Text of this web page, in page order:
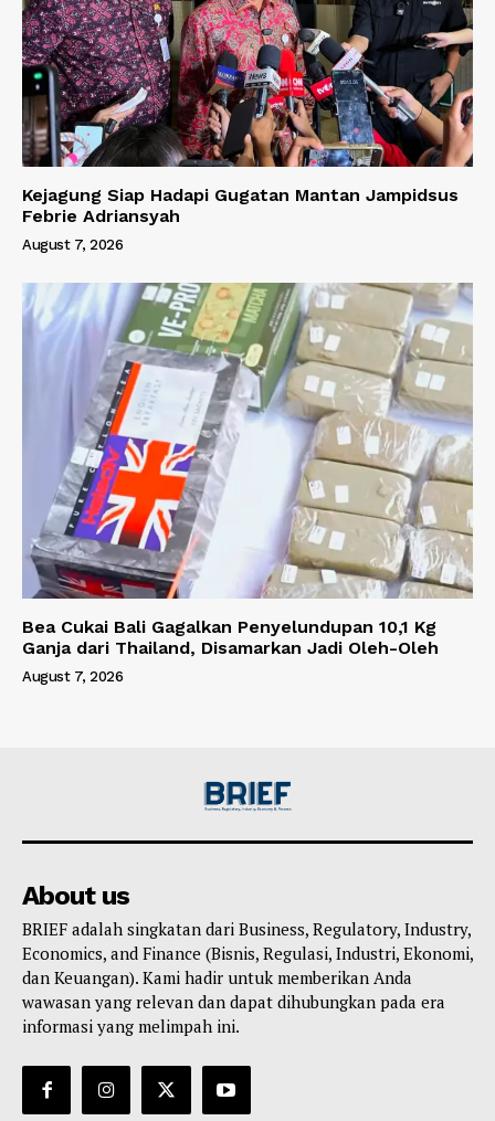
Kejagung Siap Hadapi Gugatan Mantan Jampidsus
Febrie Adriansyah
August 7, 2026
Bea Cukai Bali Gagalkan Penyelundupan 10,1 Kg
Ganja dari Thailand, Disamarkan Jadi Oleh-Oleh
August 7, 2026
About us
BRIEF adalah singkatan dari Business, Regulatory, Industry,
Economics, and Finance (Bisnis, Regulasi, Industri, Ekonomi,
dan Keuangan). Kami hadir untuk memberikan Anda
wawasan yang relevan dan dapat dihubungkan pada era
informasi yang melimpah ini.